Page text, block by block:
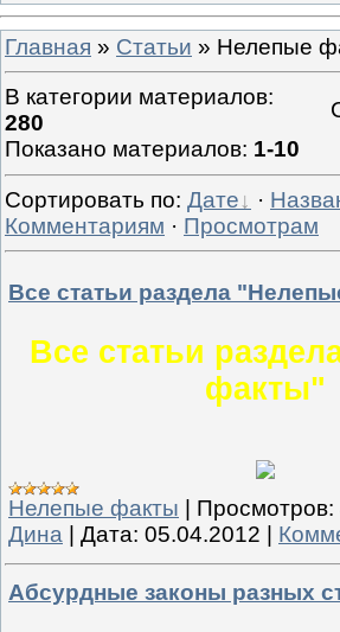
Главная » Статьи » Нелепые
В категории материалов:
280
Показано материалов: 1-10
Сортировать по: Дате ·
Комментариям · Просмотрам
Все статьи раздела
Все статьи
факты"
Нелепые факты Просмотров:
Дина
Дата: 05.04.2012
Абсурдные законы разных